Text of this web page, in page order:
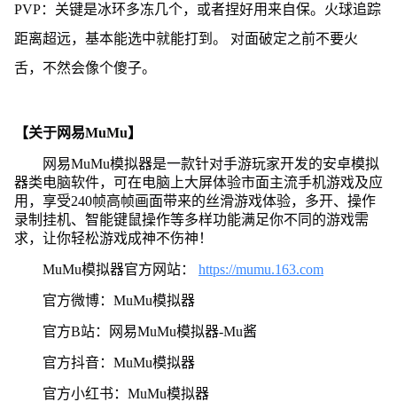
PVP：关键是冰环多冻几个，或者捏好用来自保。火球追踪
距离超远，基本能选中就能打到。 对面破定之前不要火
舌，不然会像个傻子。
【关于网易MuMu】
网易MuMu模拟器是一款针对手游玩家开发的安卓模拟
器类电脑软件，可在电脑上大屏体验市面主流手机游戏及应
用，享受240帧高帧画面带来的丝滑游戏体验，多开、操作
录制挂机、智能键鼠操作等多样功能满足你不同的游戏需
求，让你轻松游戏成神不伤神！
MuMu模拟器官方网站： https://mumu.163.com
官方微博：MuMu模拟器
官方B站：网易MuMu模拟器-Mu酱
官方抖音：MuMu模拟器
官方小红书：MuMu模拟器